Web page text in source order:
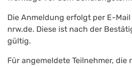
Die Anmeldung erfolgt per E-
nrw.de. Diese ist nach der
gültig.
Für angemeldete Teilnehmer,